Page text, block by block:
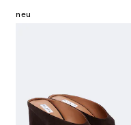
neu